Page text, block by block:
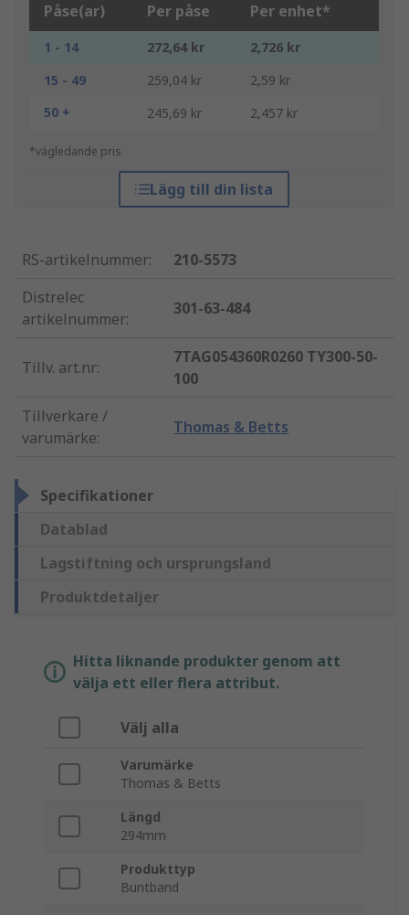
Påse(ar) Per påse Per enhet*
1 - 14 272,64 kr
2,726 kr
15 - 49
259,04 kr
2,59 kr
50 +
245,69 kr 2,457 kr
*vägledande pris
Lägg till din lista
RS-artikelnummer:
210-5573
Distrelec
artikelnummer:
301-63-484
Tillv. art.nr:
7TAG054360R0260 TY300-50-
100
Tillverkare /
varumärke:
Thomas & Betts
Specifikationer
Datablad
Lagstiftning och ursprungsland
Produktdetaljer
Hitta liknande produkter genom att
välja ett eller flera attribut.
Välj alla
Varumärke
Thomas & Betts
Längd
294mm
Produkttyp
Buntband